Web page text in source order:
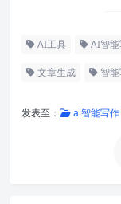
AI工具 AI智
文章生成 智
发表至： ai智能写作